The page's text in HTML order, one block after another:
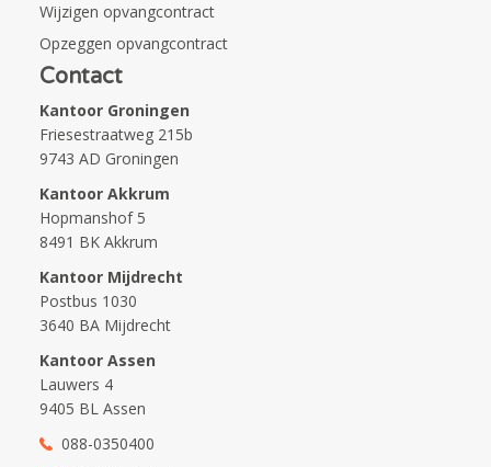
Wijzigen opvangcontract
Opzeggen opvangcontract
Contact
Kantoor Groningen
Friesestraatweg 215b
9743 AD Groningen
Kantoor Akkrum
Hopmanshof 5
8491 BK Akkrum
Kantoor Mijdrecht
Postbus 1030
3640 BA Mijdrecht
Kantoor Assen
Lauwers 4
9405 BL Assen
088-0350400